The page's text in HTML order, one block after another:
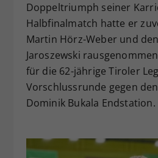
Doppeltriumph seiner
Halbfinalmatch hatte er
Martin Hörz-Weber und
Jaroszewski
für die 62-jährige Tiroler
Vorschlussrunde gegen
Dominik Bukala Endstation.